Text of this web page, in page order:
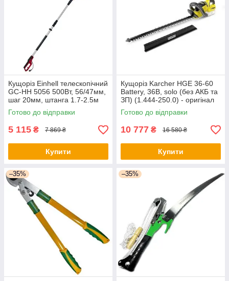
Кущоріз Einhell телескопічний
GC-HH 5056 500Вт, 56/47мм,
шаг 20мм, штанга 1.7-2.5м
(3403870) - оригінал
Готово до відправки
5 115 ₴ 7 869 ₴
Купити
Кущоріз Karcher HGE 36-60
Battery, 36В, solo (без АКБ та
ЗП) (1.444-250.0) - оригінал
Готово до відправки
10 777 ₴ 16 580 ₴
Купити
–35% –35%